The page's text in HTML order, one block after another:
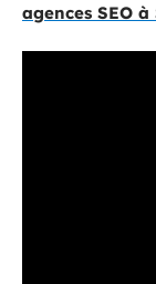
agences SEO